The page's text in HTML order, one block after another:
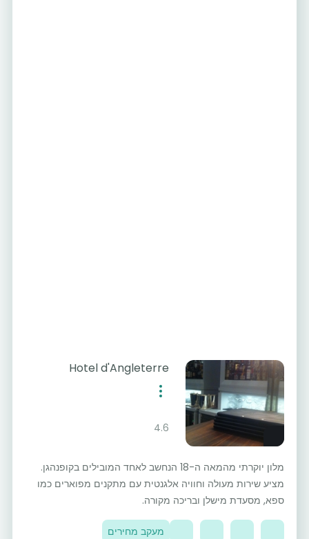
Hotel d'Angleterre
4.6
מלון יוקרתי מהמאה ה-18 הנחשב לאחד המובילים בקופנהגן.
מציע שירות מעולה וחוויה אלגנטית עם מתקנים מפוארים כמו
ספא, מסעדת מישלן ובריכה מקורה.
מעקב מחירים